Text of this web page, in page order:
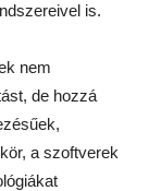
is.
nem
de hozzá
a szoftverek